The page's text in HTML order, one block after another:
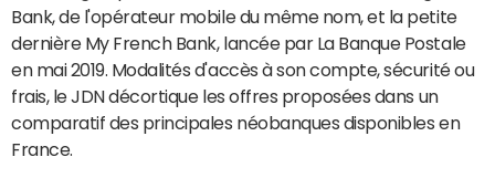
Bank, de l'opérateur mobile du même nom, et la petite
dernière My French Bank, lancée par La Banque Postale
en mai 2019. Modalités d'accès à son compte, sécurité ou
frais, le JDN décortique les offres proposées dans un
comparatif des principales néobanques disponibles en
France.